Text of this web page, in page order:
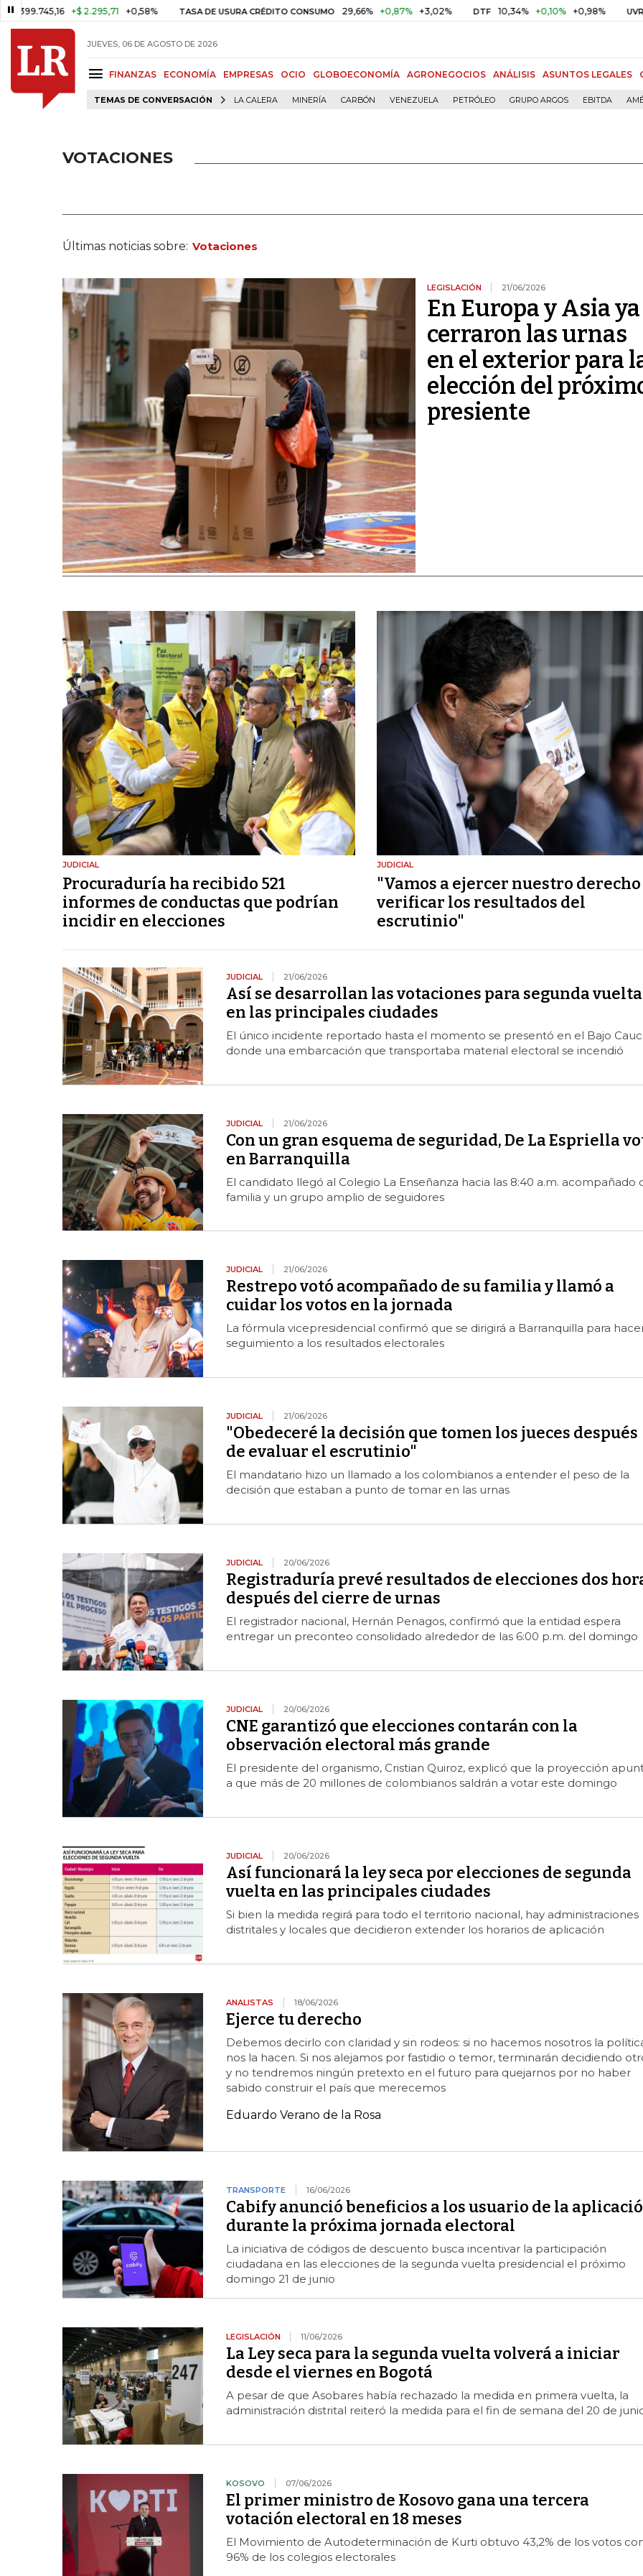
+$ 2.295,71 +0,58% TASA DE USURA CRÉDITO CONSUMO 29,66% +0,87% +3,02% DTF 10,34% +0,10% +0,98% UVR $ 416,86
JUEVES, 06 DE AGOSTO DE 2026
FINANZAS ECONOMÍA EMPRESAS OCIO GLOBOECONOMÍA AGRONEGOCIOS ANÁLISIS ASUNTOS LEGALES
TEMAS DE CONVERSACIÓN LA CALERA MINERÍA CARBÓN VENEZUELA PETRÓLEO GRUPO ARGOS EBITDA
VOTACIONES
Últimas noticias sobre: Votaciones
LEGISLACIÓN 21/06/2026
En Europa y Asia ya
cerraron las urnas
en el exterior para
elección del
presiente
JUDICIAL
Procuraduría ha recibido 521
informes de conductas que podrían
incidir en elecciones
JUDICIAL
"Vamos a ejercer nuestro derecho
verificar los resultados del
escrutinio"
JUDICIAL 21/06/2026
Así se desarrollan las votaciones para segunda vuelta
en las principales ciudades
El único incidente reportado hasta el momento se presentó en el Bajo
donde una embarcación que transportaba material electoral se incendió
JUDICIAL 21/06/2026
Con un gran esquema de seguridad, De La Espriella
en Barranquilla
El candidato llegó al Colegio La Enseñanza hacia las 8:40 a.m. acompañado
familia y un grupo amplio de seguidores
JUDICIAL 21/06/2026
Restrepo votó acompañado de su familia y llamó a
cuidar los votos en la jornada
La fórmula vicepresidencial confirmó que se dirigirá a Barranquilla para
seguimiento a los resultados electorales
JUDICIAL 21/06/2026
"Obedeceré la decisión que tomen los jueces después
de evaluar el escrutinio"
El mandatario hizo un llamado a los colombianos a entender el peso de la
decisión que estaban a punto de tomar en las urnas
JUDICIAL 20/06/2026
Registraduría prevé resultados de elecciones dos
después del cierre de urnas
El registrador nacional, Hernán Penagos, confirmó que la entidad espera
entregar un preconteo consolidado alrededor de las 6:00 p.m. del domingo
JUDICIAL 20/06/2026
CNE garantizó que elecciones contarán con la
observación electoral más grande
El presidente del organismo, Cristian Quiroz, explicó que la proyección
a que más de 20 millones de colombianos saldrán a votar este domingo
JUDICIAL 20/06/2026
Así funcionará la ley seca por elecciones de segunda
vuelta en las principales ciudades
Si bien la medida regirá para todo el territorio nacional, hay administraciones
distritales y locales que decidieron extender los horarios de aplicación
ANALISTAS 18/06/2026
Ejerce tu derecho
Debemos decirlo con claridad y sin rodeos: si no hacemos nosotros la
nos la hacen. Si nos alejamos por fastidio o temor, terminarán decidiendo
y no tendremos ningún pretexto en el futuro para quejarnos por no haber
sabido construir el país que merecemos
Eduardo Verano de la Rosa
TRANSPORTE 16/06/2026
Cabify anunció beneficios a los usuario de la
durante la próxima jornada electoral
La iniciativa de códigos de descuento busca incentivar la participación
ciudadana en las elecciones de la segunda vuelta presidencial el próximo
domingo 21 de junio
LEGISLACIÓN 11/06/2026
La Ley seca para la segunda vuelta volverá a iniciar
desde el viernes en Bogotá
A pesar de que Asobares había rechazado la medida en primera vuelta, la
administración distrital reiteró la medida para el fin de semana del 20 de
KOSOVO 07/06/2026
El primer ministro de Kosovo gana una tercera
votación electoral en 18 meses
El Movimiento de Autodeterminación de Kurti obtuvo 43,2% de los votos
96% de los colegios electorales